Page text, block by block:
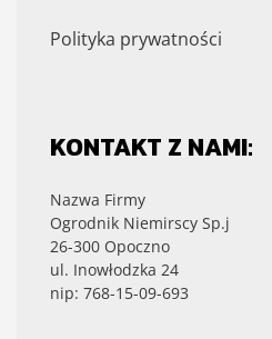
Polityka prywatności
KONTAKT Z NAMI:
Nazwa Firmy
Ogrodnik Niemirscy Sp.j
26-300 Opoczno
ul. Inowłodzka 24
nip: 768-15-09-693